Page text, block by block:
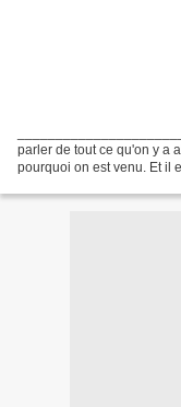
parler de tout ce qu'on y a
pourquoi on est venu. Et il